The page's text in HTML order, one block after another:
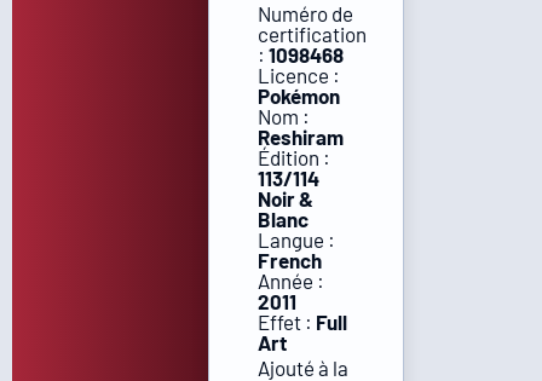
Numéro de
certification
: 1098468
Licence :
Pokémon
Nom :
Reshiram
Édition :
113/114
Noir &
Blanc
Langue :
French
Année :
2011
Effet : Full
Art
Ajouté à la